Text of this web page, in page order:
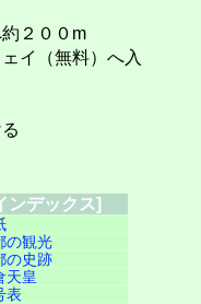
２００m
（無料）へ入
ンデックス]
の観光
の史跡
天皇
表